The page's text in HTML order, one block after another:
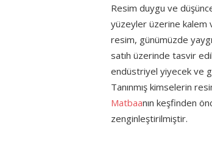
Resim duygu ve
yüzeyler üzerine kalem
resim, günümüzde
satıh üzerinde tasvir
endüstriyel yiyecek ve
Tanınmış kimselerin
Matbaanın keşfinden
zenginleştirilmiştir.